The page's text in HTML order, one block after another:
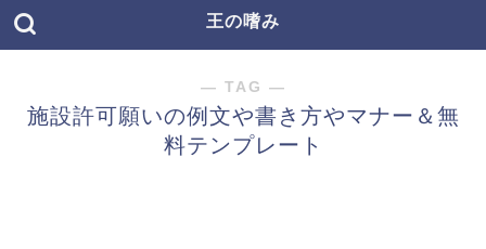
王の嗜み
― TAG ―
施設許可願いの例文や書き方やマナー＆無
料テンプレート